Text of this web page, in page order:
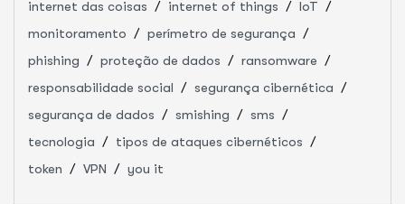
internet das coisas
internet of things
IoT
monitoramento
perímetro de segurança
phishing
proteção de dados
ransomware
responsabilidade social
segurança cibernética
segurança de dados
smishing
sms
tecnologia
tipos de ataques cibernéticos
token
VPN you it